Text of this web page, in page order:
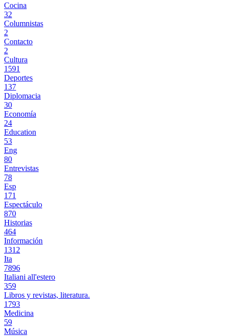
Cocina
32
Columnistas
2
Contacto
2
Cultura
1591
Deportes
137
Diplomacia
30
Economía
24
Education
53
Eng
80
Entrevistas
78
Esp
171
Espectáculo
870
Historias
464
Información
1312
Ita
7896
Italiani all'estero
359
Libros y revistas, literatura.
1793
Medicina
59
Música